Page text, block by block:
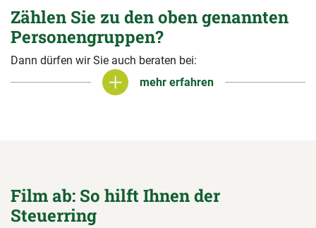
Zählen Sie zu den oben genannten
Personengruppen?
Dann dürfen wir Sie auch beraten bei:
mehr erfahren
mehr erfahren
Film ab: So hilft Ihnen der
Steuerring